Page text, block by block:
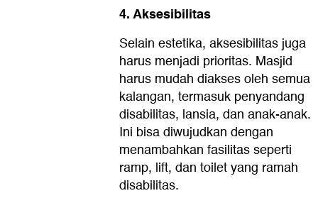
4. Aksesibilitas
Selain estetika, aksesibilitas juga
harus menjadi prioritas. Masjid
harus mudah diakses oleh semua
kalangan, termasuk penyandang
disabilitas, lansia, dan anak-anak.
Ini bisa diwujudkan dengan
menambahkan fasilitas seperti
ramp, lift, dan toilet yang ramah
disabilitas.